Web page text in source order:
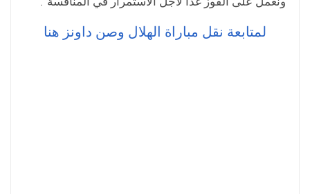
لمتابعة نقل مباراة الهلال وصن داونز هنا